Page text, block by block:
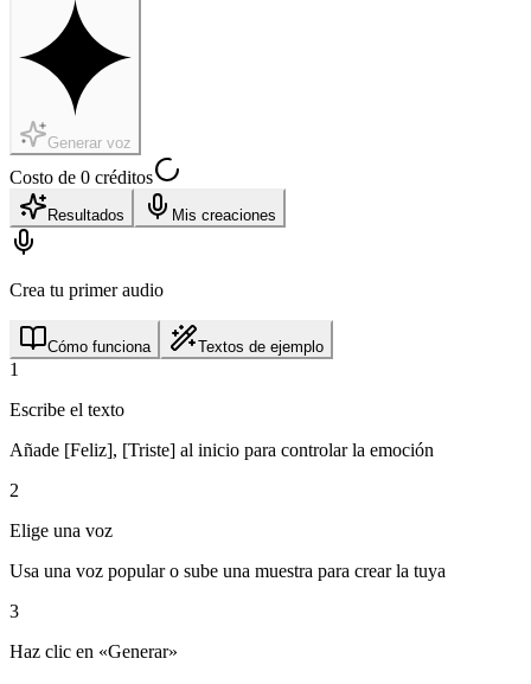
Generar voz
Costo de 0 créditos
Resultados Mis creaciones
Crea tu primer audio
Cómo funciona Textos de ejemplo
1
Escribe el texto
Añade [Feliz], [Triste] al inicio para controlar la emoción
2
Elige una voz
Usa una voz popular o sube una muestra para crear la tuya
3
Haz clic en «Generar»